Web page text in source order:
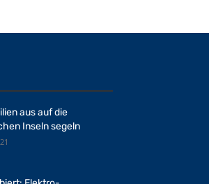
aus auf die
Inseln segeln